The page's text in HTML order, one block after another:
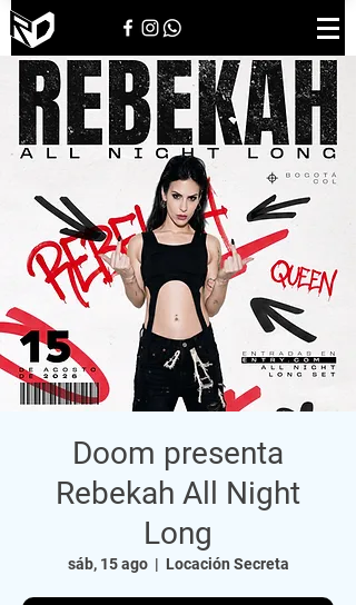
Doom presenta
Rebekah All Night
Long
sáb, 15 ago
  |
Locación Secreta